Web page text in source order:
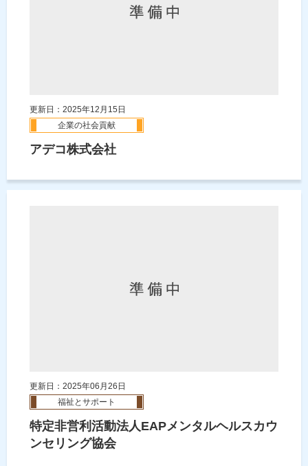
更新日：2025年12月15日
企業の社会貢献
アデコ株式会社
更新日：2025年06月26日
福祉とサポート
特定非営利活動法人EAPメンタルヘルスカウ
ンセリング協会